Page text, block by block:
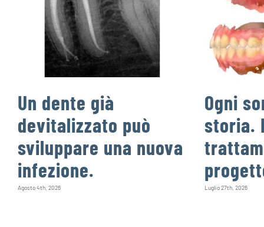
Un dente già
devitalizzato può
sviluppare una nuova
infezione.
Agosto 4th, 2026
Ogni
storia.
Luglio 27th, 2026